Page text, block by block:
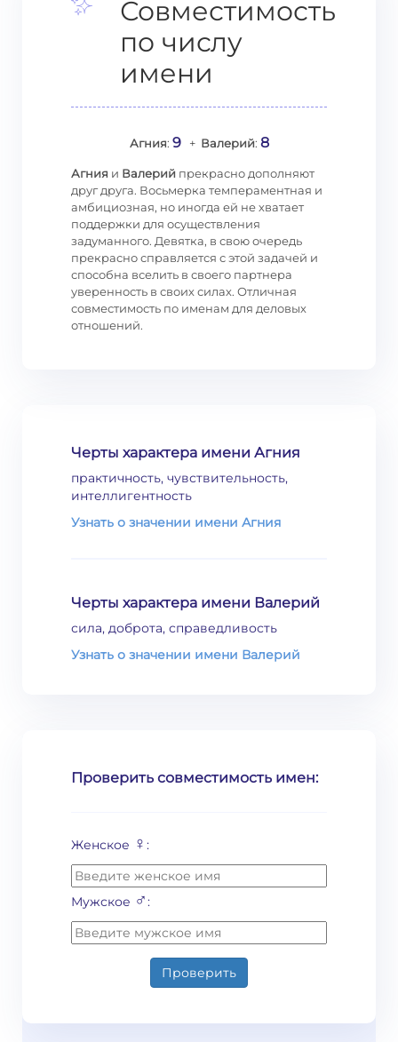
Совместимость
по числу
имени
Агния: 9+ Валерий: 8
Агния и Валерий прекрасно дополняют
друг друга. Восьмерка темпераментная и
амбициозная, но иногда ей не хватает
поддержки для осуществления
задуманного. Девятка, в свою очередь
прекрасно справляется с этой задачей и
способна вселить в своего партнера
уверенность в своих силах. Отличная
совместимость по именам для деловых
отношений.
Черты характера имени Агния
практичность, чувствительность,
интеллигентность
Узнать о значении имени Агния
Черты характера имени Валерий
сила, доброта, справедливость
Узнать о значении имени Валерий
Проверить совместимость имен:
Женское ♀ :
Мужское ♂:
Проверить